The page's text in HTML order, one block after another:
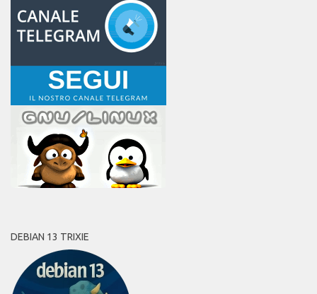
DEBIAN 13 TRIXIE